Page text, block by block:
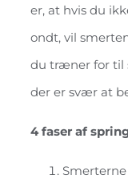
er, at hvis du
ondt, vil
du træner for til
der er svær at
4 faser af